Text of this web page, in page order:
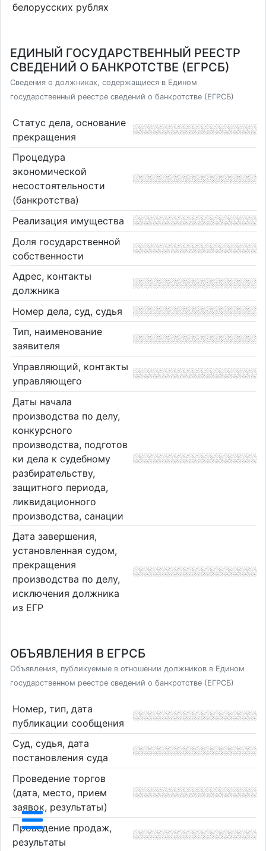
белорусских рублях
ЕДИНЫЙ ГОСУДАРСТВЕННЫЙ РЕЕСТР
СВЕДЕНИЙ О БАНКРОТСТВЕ (ЕГРСБ)
Сведения о должниках, содержащиеся в Едином
государственный реестре сведений о банкротстве (ЕГРСБ)
Статус дела, основание
прекращения
Процедура
экономической
несостоятельности
(банкротства)
Реализация имущества
Доля государственной
собственности
Адрес, контакты
должника
Номер дела, суд, судья
Тип, наименование
заявителя
Управляющий, контакты
управляющего
Даты начала
производства по делу,
конкурсного
производства, подготов
ки дела к судебному
разбирательству,
защитного периода,
ликвидационного
производства, санации
Дата завершения,
установленная судом,
прекращения
производства по делу,
исключения должника
из ЕГР
ОБЪЯВЛЕНИЯ В ЕГРСБ
Объявления, публикуемые в отношении должников в Едином
государственном реестре сведений о банкротстве (ЕГРСБ)
Номер, тип, дата
публикации сообщения
Суд, судья, дата
постановления суда
Проведение торгов
(дата, место, прием
заявок, результаты)
Проведение продаж,
результаты